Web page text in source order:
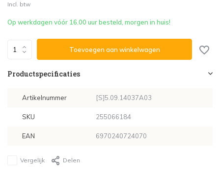
Incl. btw
Op werkdagen vóór 16.00 uur besteld, morgen in huis!
Toevoegen aan winkelwagen
Productspecificaties
Artikelnummer [S]5.09.14037A03
SKU 255066184
EAN 6970240724070
Vergelijk Delen